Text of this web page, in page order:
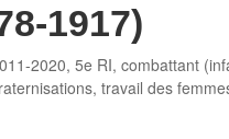
1917)
2020,5e RI,combattant
,travail des